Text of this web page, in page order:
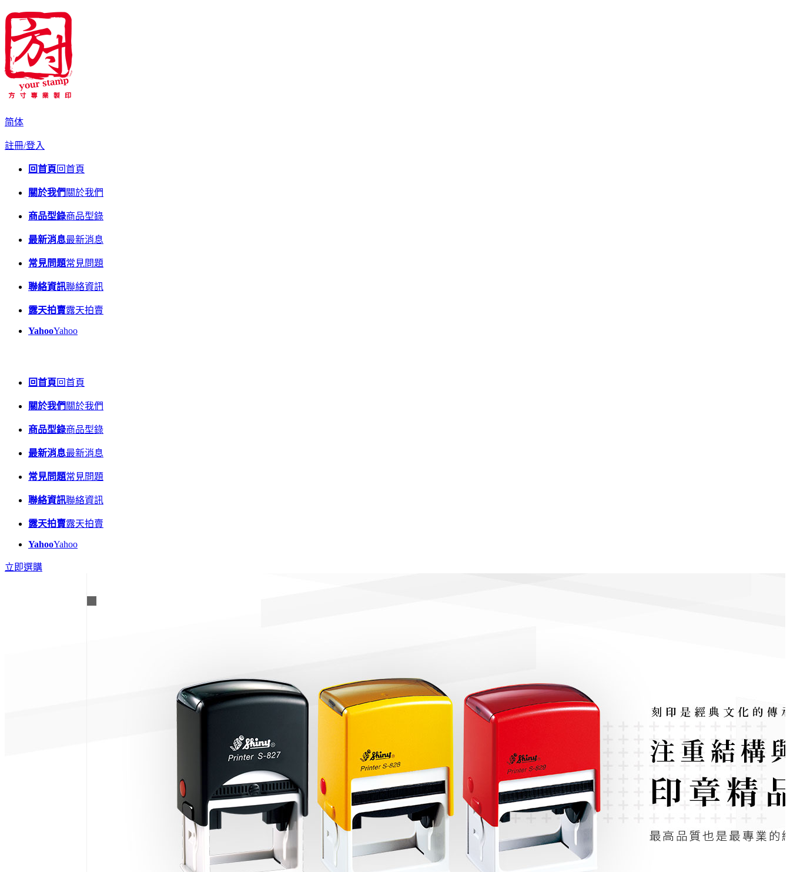
简体
註冊/登入
回首頁回首頁
關於我們 關於我們
商品型錄商品型錄
最新消息最新消息
常見問題常見問題
聯絡資訊聯絡資訊
露天拍賣露天拍賣
YahooYahoo
回首頁回首頁
關於我們 關於我們
商品型錄商品型錄
最新消息最新消息
常見問題常見問題
聯絡資訊聯絡資訊
露天拍賣露天拍賣
YahooYahoo
立即選購